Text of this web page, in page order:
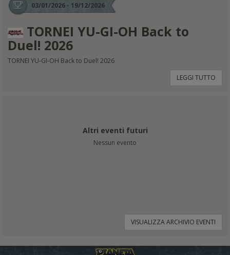
03/01/2026 - 19/12/2026
TORNEI YU-GI-OH Back to
Duel! 2026
TORNEI YU-GI-OH Back to Duel! 2026
LEGGI TUTTO
Altri eventi futuri
Nessun evento
VISUALIZZA ARCHIVIO EVENTI